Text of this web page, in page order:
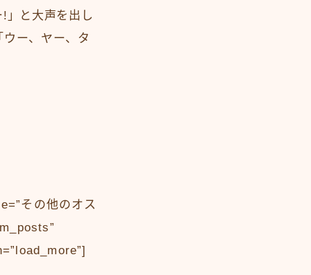
」と大声を出し
ー、ヤー、タ
その他のオス